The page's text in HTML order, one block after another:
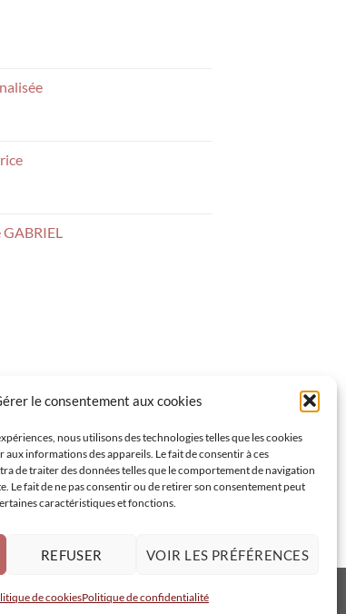
le consentement aux cookies
nous utilisons des technologies telles que les cookies
informations des appareils. Le fait de consentir à ces
de traiter des données telles que le comportement de navigation
Le fait de ne pas consentir ou de retirer son consentement peut
caractéristiques et fonctions.
REFUSER VOIR LES PRÉFÉRENCES
de cookiesPolitique de confidentialité